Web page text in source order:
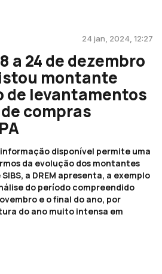
24 jan, 2024, 12:27
a 24 de dezembro
montante
de levantamentos
compras
disponível permite uma
da evolução dos montantes
a DREM apresenta, a exemplo
do período compreendido
e o final do ano, por
do ano muito intensa em